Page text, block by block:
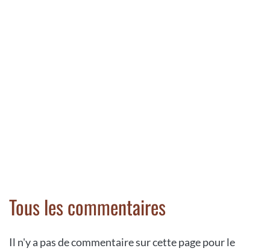
Tous les commentaires
Il n'y a pas de commentaire sur cette page pour le